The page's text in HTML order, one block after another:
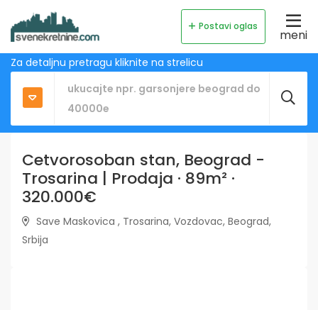
Postavi oglas
meni
Za detaljnu pretragu kliknite na strelicu
Cetvorosoban stan, Beograd -
Trosarina | Prodaja · 89m² ·
320.000€
Save Maskovica , Trosarina, Vozdovac, Beograd,
Srbija